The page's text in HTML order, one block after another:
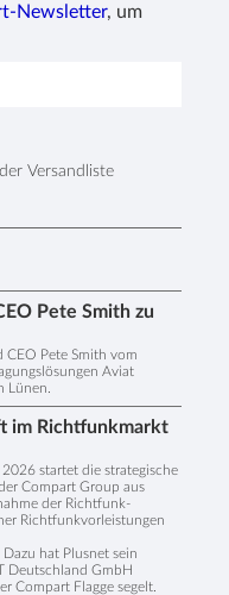
Newsletter, um
Versandliste
Pete Smith zu
Pete Smith vom
Aviat
Lünen.
im Richtfunkmarkt
startet die strategische
Compart Group aus
der Richtfunk-
Richtfunkvorleistungen
hat Plusnet sein
Deutschland GmbH
Compart Flagge segelt.